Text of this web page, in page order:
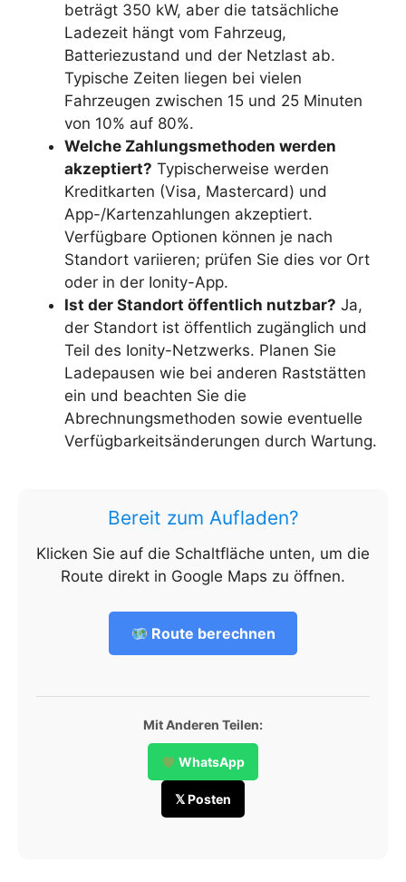
beträgt 350 kW, aber die tatsächliche
Ladezeit hängt vom Fahrzeug,
Batteriezustand und der Netzlast ab.
Typische Zeiten liegen bei vielen
Fahrzeugen zwischen 15 und 25 Minuten
von 10% auf 80%.
Welche Zahlungsmethoden werden
akzeptiert? Typischerweise werden
Kreditkarten (Visa, Mastercard) und
App-/Kartenzahlungen akzeptiert.
Verfügbare Optionen können je nach
Standort variieren; prüfen Sie dies vor Ort
oder in der Ionity-App.
Ist der Standort öffentlich nutzbar? Ja,
der Standort ist öffentlich zugänglich und
Teil des Ionity-Netzwerks. Planen Sie
Ladepausen wie bei anderen Raststätten
ein und beachten Sie die
Abrechnungsmethoden sowie eventuelle
Verfügbarkeitsänderungen durch Wartung.
Bereit zum Aufladen?
Klicken Sie auf die Schaltfläche unten, um die
Route direkt in Google Maps zu öffnen.
Route berechnen
Mit Anderen Teilen:
WhatsApp
𝕏 Posten